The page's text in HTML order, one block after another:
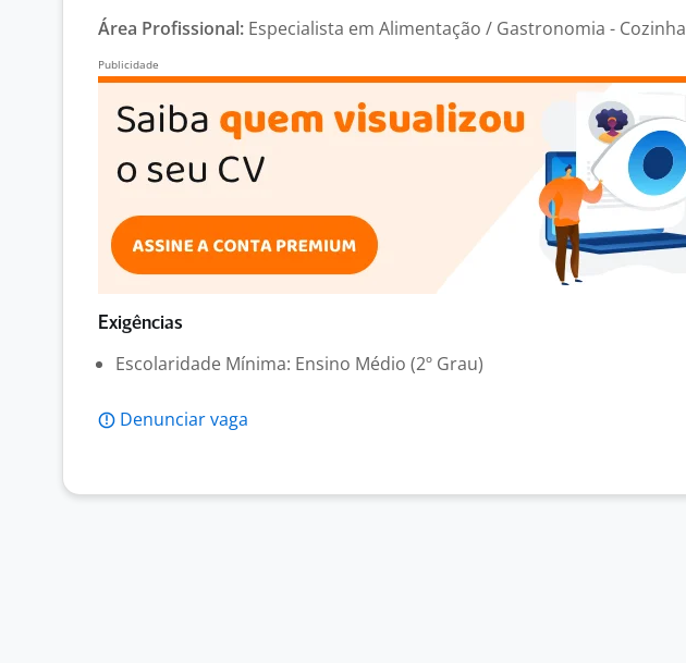
Área Profissional: Especialista em Alimentação / Gastronomia - Cozinha
Exigências
Escolaridade Mínima: Ensino Médio (2º Grau)
Denunciar vaga